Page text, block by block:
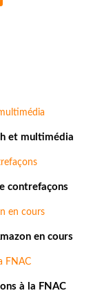
et multimédia
contrefaçons
en cours
à la FNAC